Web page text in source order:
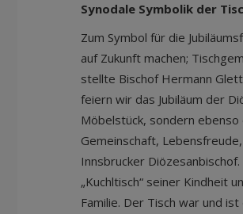
Synodale Symbolik der
Zum Symbol für die
auf Zukunft machen;
stellte Bischof Hermann
feiern wir das Jubiläum der
Möbelstück, sondern
Gemeinschaft,
Innsbrucker
„Kuchltisch“ seiner Kindheit
Familie. Der Tisch war und